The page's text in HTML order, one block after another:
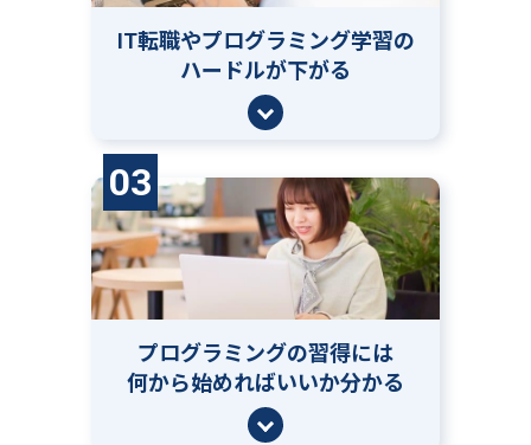
IT転職やプログラミング学習の
ハードルが下がる
03
プログラミングの習得には
何から始めればいいか分かる